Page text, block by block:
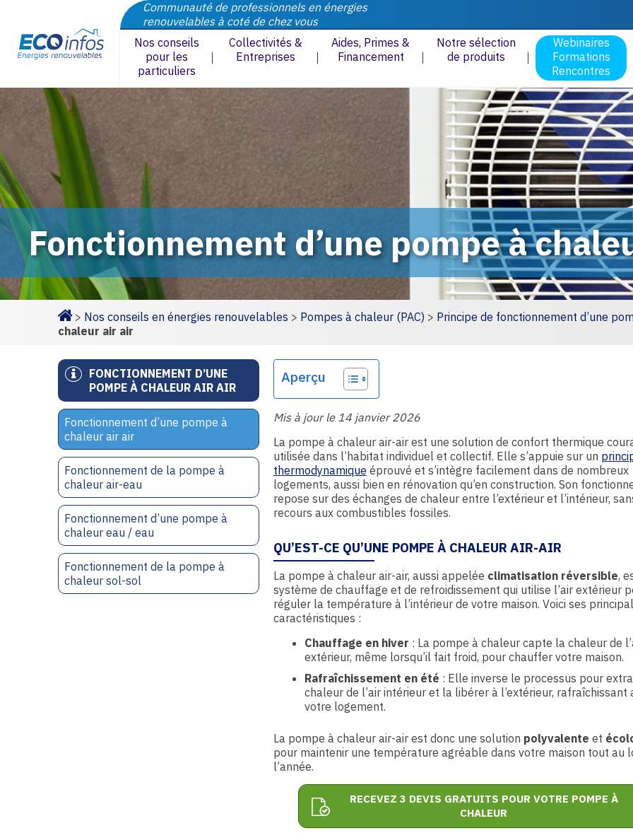
Communauté de professionnels en énergies
renouvelables à coté de chez vous
Nos conseils
pour les
particuliers
Collectivités &
Entreprises
Aides, Primes &
Financement
Notre sélection
de produits
Webinaires
Formations
Rencontres
Fonctionnement d’une pompe à
Homepage
> Nos conseils en énergies renouvelables > Pompes à chaleur (PAC) > Principe de fonctionnement d’une
chaleur air air
FONCTIONNEMENT D’UNE
POMPE À CHALEUR AIR AIR
Fonctionnement d’une pompe à
chaleur air air
Fonctionnement de la pompe à
chaleur air-eau
Fonctionnement d’une pompe à
chaleur eau / eau
Fonctionnement de la pompe à
chaleur sol-sol
Aperçu
Mis à jour le 14 janvier 2026
La pompe à chaleur air-air est une solution de confort thermique
utilisée dans l’habitat individuel et collectif. Elle s’appuie sur un
thermodynamique éprouvé et s’intègre facilement dans de nombreux
logements, aussi bien en rénovation qu’en construction. Son
repose sur des échanges de chaleur entre l’extérieur et l’intérieur,
recours aux combustibles fossiles.
QU’EST-CE QU’UNE POMPE À CHALEUR AIR-AIR
La pompe à chaleur air-air, aussi appelée climatisation réversible,
système de chauffage et de refroidissement qui utilise l’air extérieur
réguler la température à l’intérieur de votre maison. Voici ses
caractéristiques :
Chauffage en hiver : La pompe à chaleur capte la chaleur de
extérieur, même lorsqu’il fait froid, pour chauffer votre maison.
Rafraîchissement en été : Elle inverse le processus pour
chaleur de l’air intérieur et la libérer à l’extérieur, rafraîchissant
votre logement.
La pompe à chaleur air-air est donc une solution polyvalente et
pour maintenir une température agréable dans votre maison tout au
l’année.
RECEVEZ 3 DEVIS GRATUITS POUR VOTRE POMPE À
CHALEUR